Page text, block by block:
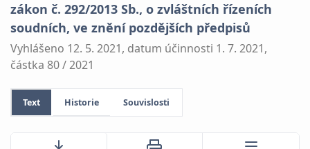
zákon č. 292/2013 Sb., o zvláštních řízeních
soudních, ve znění pozdějších předpisů
Vyhlášeno 12. 5. 2021, datum účinnosti 1. 7. 2021,
částka 80 / 2021
Text Historie Souvislosti